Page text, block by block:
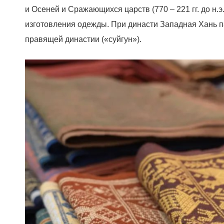
и Осеней и Сражающихся царств (770 – 221 гг. до
изготовления одежды. При династи Западная
правящей династии («суйгун»).